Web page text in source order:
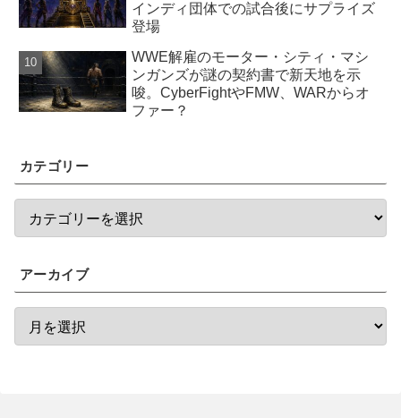
インディ団体での試合後にサプライズ
登場
WWE解雇のモーター・シティ・マシ
ンガンズが謎の契約書で新天地を示
唆。CyberFightやFMW、WARからオ
ファー？
カテゴリー
アーカイブ